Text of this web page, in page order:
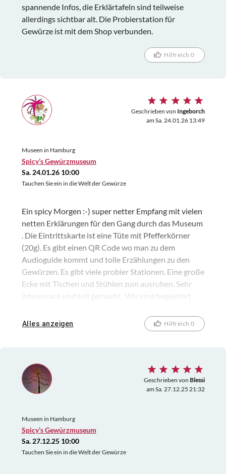
spannende Infos, die Erklärtafeln sind teilweise
allerdings sichtbar alt. Die Probierstation für
Gewürze ist mit dem Shop verbunden.
Hilfreich 0
Geschrieben von Ingeborch
am Sa. 24.01.26 13:49
Museen in Hamburg
Spicy’s Gewürzmuseum
Sa. 24.01.26 10:00
Tauchen Sie ein in die Welt der Gewürze
Ein spicy Morgen :-) super netter Empfang mit vielen
netten Erklärungen für den Gang durch das Museum
. Die Eintrittskarte ist eine Tüte mit Pfefferkörner
(20g). Es gibt einen QR Code wo man zu dem
Audioguide kommt und tolle Erzählungen zu den
Gewürzen. Es gibt viele probier Stationen. Eine große
Ecke mit Tischen und Stühlen zum ausruhen. Sehr
interessant und toll gemacht . Wir sind begeistert
Gewürze!!!!
Alles anzeigen Hilfreich 0
Geschrieben von Blessi
am Sa. 27.12.25 21:32
Museen in Hamburg
Spicy’s Gewürzmuseum
Sa. 27.12.25 10:00
Tauchen Sie ein in die Welt der Gewürze